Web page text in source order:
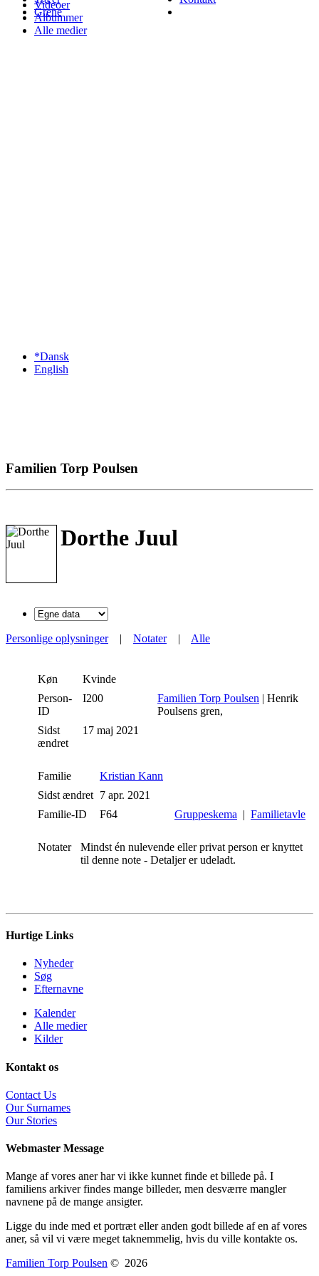
Videoer
Albummer
Alle medier
Grene
*Dansk
English
Familien Torp Poulsen
Dorthe Juul
Personlige oplysninger| Notater| Alle
Køn
Kvinde
Person-
ID
I200 Familien Torp Poulsen | Henrik
Poulsens gren,
Sidst
ændret
17 maj 2021
Familie
Kristian Kann
Sidst ændret 7 apr. 2021
Familie-ID
F64 Gruppeskema | Familietavle
Notater
Mindst én nulevende eller privat person er knyttet
til denne note - Detaljer er udeladt.
Hurtige Links
Nyheder
Søg
Efternavne
Kalender
Alle medier
Kilder
Kontakt os
Contact Us
Our Surnames
Our Stories
Webmaster Message
Mange af vores aner har vi ikke kunnet finde et billede på. I
familiens arkiver findes mange billeder, men desværre mangler
navnene på de mange ansigter.
Ligge du inde med et portræt eller anden godt billede af en af vores
aner, så vil vi være meget taknemmelig, hvis du ville kontakte os.
Familien Torp Poulsen © 2026